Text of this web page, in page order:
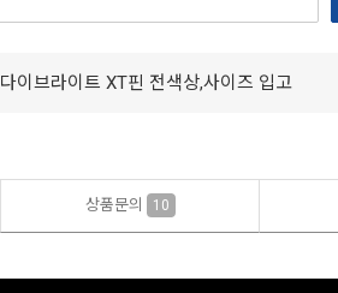
다이브라이트 XT핀 전색상,사이즈 입고
상품문의 10